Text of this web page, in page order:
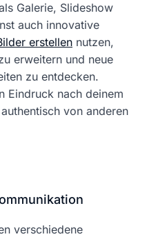
Galerie, Slideshow
auch innovative
erstellen nutzen,
erweitern und neue
zu entdecken.
Eindruck nach deinem
von anderen
verschiedene